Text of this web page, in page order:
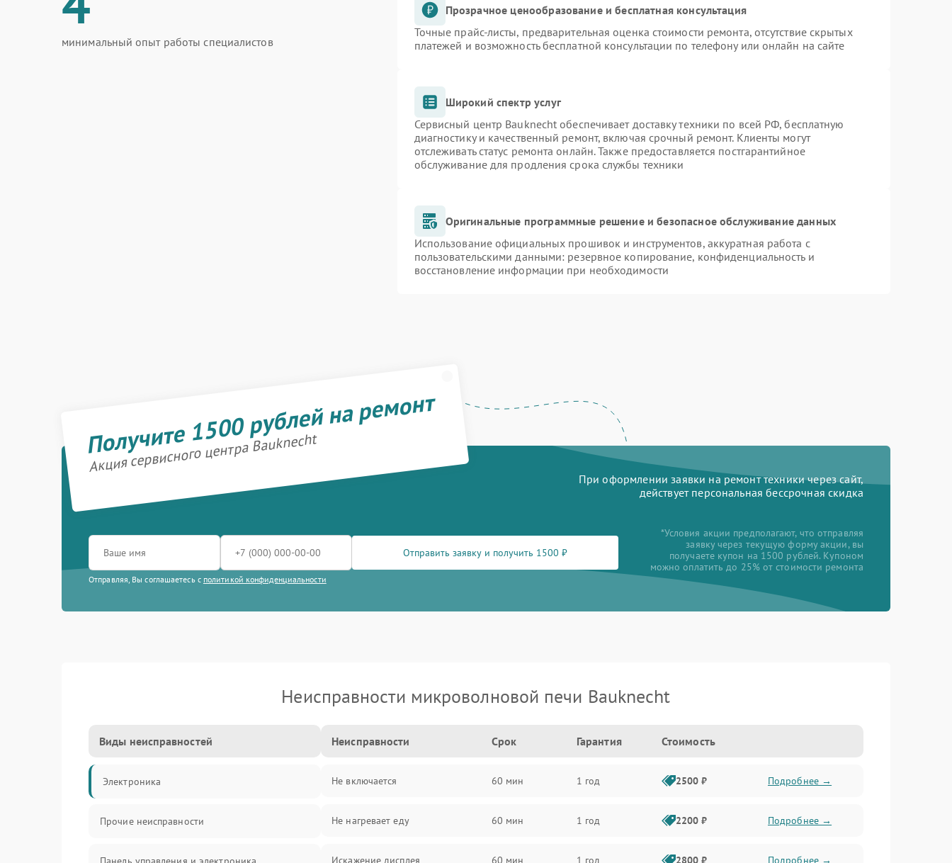
минимальный опыт работы специалистов
Прозрачное ценообразование и бесплатная консультация
Точные прайс-листы, предварительная оценка стоимости ремонта, отсутствие скрытых
платежей и возможность бесплатной консультации по телефону или онлайн на сайте
Широкий спектр услуг
Сервисный центр Bauknecht обеспечивает доставку техники по всей РФ, бесплатную
диагностику и качественный ремонт, включая срочный ремонт. Клиенты могут
отслеживать статус ремонта онлайн. Также предоставляется постгарантийное
обслуживание для продления срока службы техники
Оригинальные программные решение и безопасное обслуживание данных
Использование официальных прошивок и инструментов, аккуратная работа с
пользовательскими данными: резервное копирование, конфиденциальность и
восстановление информации при необходимости
Получите 1500 рублей на ремонт
Акция сервисного центра Bauknecht
При оформлении заявки на ремонт техники через сайт,
действует персональная бессрочная скидка
Отправить заявку и получить 1500 ₽
Отправляя, Вы соглашаетесь с политикой конфиденциальности
*Условия акции предполагают, что отправляя
заявку через текущую форму акции, вы
получаете купон на 1500 рублей. Купоном
можно оплатить до 25% от стоимости ремонта
Неисправности микроволновой печи Bauknecht
Виды неисправностей
Электроника
Прочие неисправности
Неисправности Срок Гарантия Стоимость
Не включается 60 мин 1 год 2500 ₽ Подробнее →
Не нагревает еду 60 мин 1 год 2200 ₽ Подробнее →
Искажение дисплея 60 мин 1 год 2800 ₽ Подробнее →